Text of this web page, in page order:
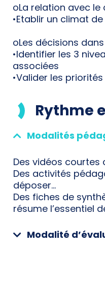
oLa relation avec
•Etablir un climat
oLes décisions
•Identifier les 3
associées
•Valider les
Rythme
Modalités
Des vidéos courtes
Des activités
déposer…
Des fiches de
résume l’essentiel
Modalité